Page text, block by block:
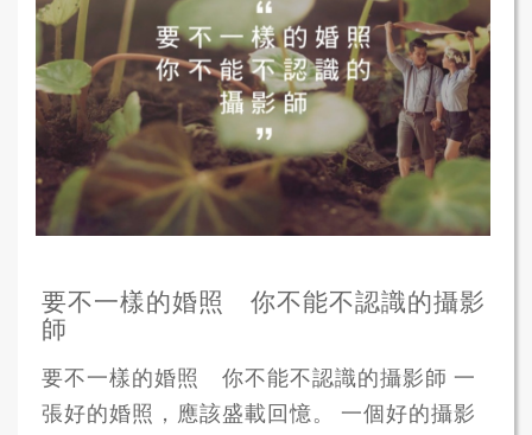
要不一樣的婚照 你不能不認識的攝影
師
要不一樣的婚照 你不能不認識的攝影師 一
張好的婚照，應該盛載回憶。 一個好的攝影